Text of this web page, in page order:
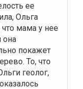
ее
Ольга
что мама у нее
она
покажет
То, что
геолог,